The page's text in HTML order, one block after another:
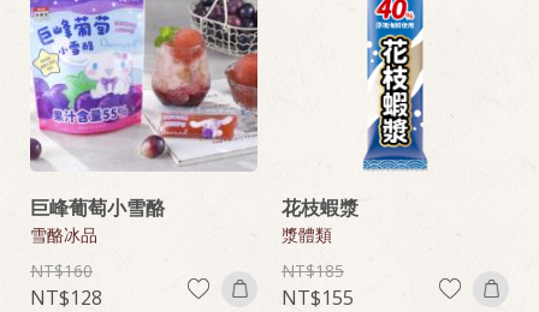
巨峰葡萄小雪酪
雪酪冰品
160
128
花枝蝦漿
漿體類
185
155